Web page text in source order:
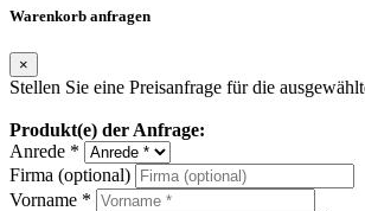
Warenkorb anfragen
×
Stellen Sie eine Preisanfrage für die
Produkt(e) der Anfrage:
Anrede *
Firma (optional)
Vorname *